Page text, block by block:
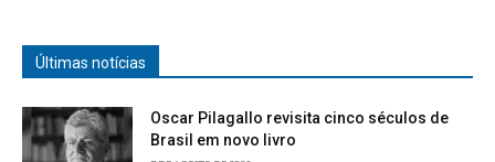
Últimas notícias
Oscar Pilagallo revisita cinco séculos de
Brasil em novo livro